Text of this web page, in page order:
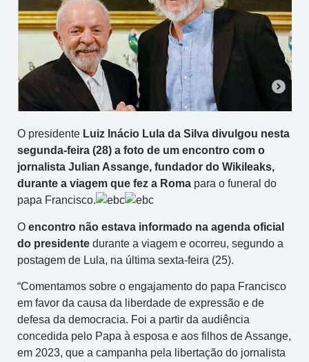
O presidente Luiz Inácio Lula da Silva divulgou nesta
segunda-feira (28) a foto de um encontro com o
jornalista Julian Assange, fundador do Wikileaks,
durante a viagem que fez a Roma para o funeral do
papa Francisco.
O encontro não estava informado na agenda oficial
do presidente durante a viagem e ocorreu, segundo a
postagem de Lula, na última sexta-feira (25).
“Comentamos sobre o engajamento do papa Francisco
em favor da causa da liberdade de expressão e de
defesa da democracia. Foi a partir da audiência
concedida pelo Papa à esposa e aos filhos de Assange,
em 2023, que a campanha pela libertação do jornalista